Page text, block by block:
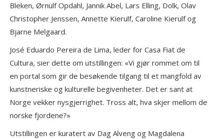
Bleken, Ørnulf Opdahl, Jannik Abel, Lars Elling, Dolk, Olav
Christopher Jenssen, Annette Kierulf, Caroline Kierulf og
Bjarne Melgaard.
José Eduardo Pereira de Lima, leder for Casa Fiat de
Cultura, sier dette om utstillingen: «Vi gjør rommet om til
en portal som gir de besøkende tilgang til et mangfold av
kunstneriske og kulturelle begivenheter. Det er sant at
Norge vekker nysgjerrighet. Tross alt, hva skjer mellom de
norske fjordene?»
Utstillingen er kuratert av Dag Alveng og Magdalena